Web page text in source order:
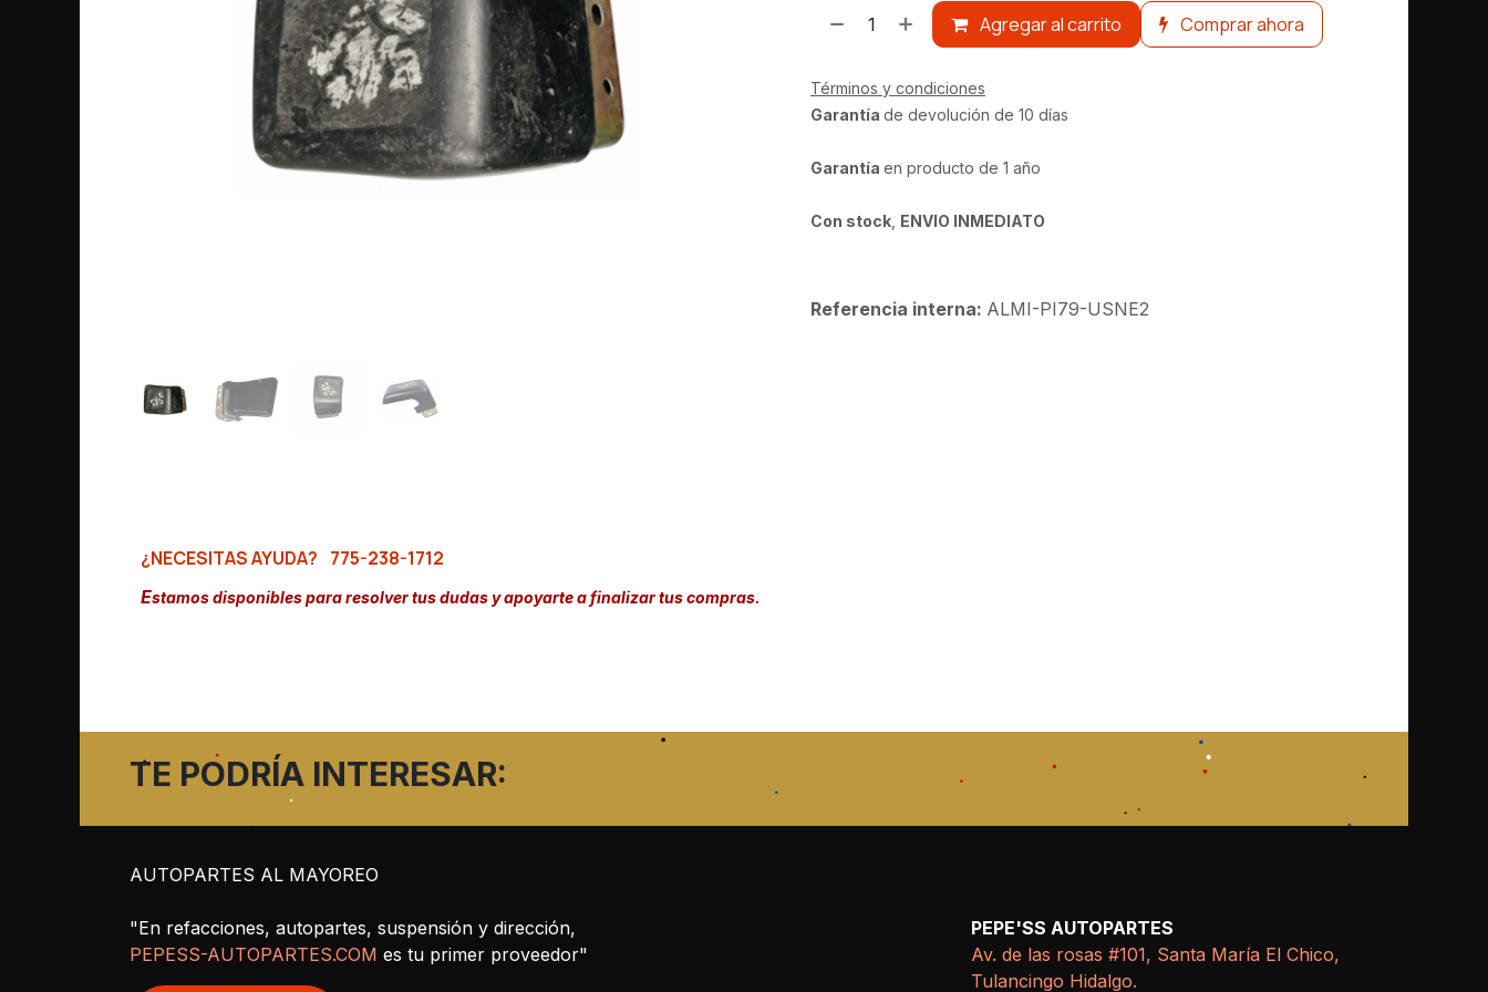
Agregar al carrito Comprar ahora
Términos y condiciones
Garantía de devolución de 10 días
Garantía en producto de 1 año
Con stock ENVIO INMEDIATO
Referencia interna: ALMI-PI79-USNE2
¿NECESITAS AYUDA? 775-238-1712
Estamos disponibles para resolver tus dudas y apoyarte a finalizar tus compras.
TE PODRÍA INTERESAR:
AUTOPARTES AL MAYOREO
"En refacciones, autopartes, suspensión y dirección,
PEPESS-AUTOPARTES.COM es tu primer proveedor"
PEPE'SS AUTOPARTES
Av. de las rosas #101, Santa María El Chico,
Tulancingo Hidalgo.